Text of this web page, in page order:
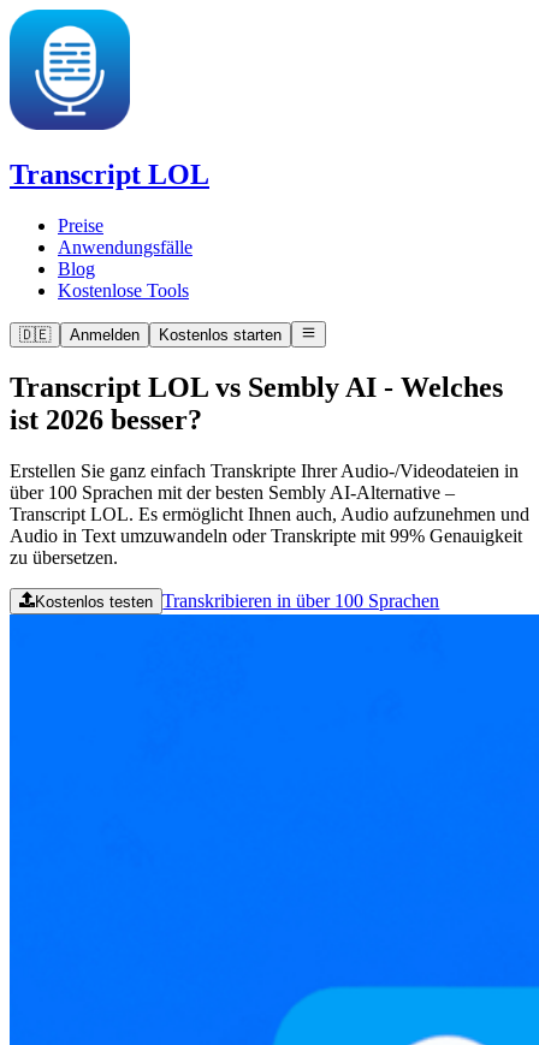
Transcript LOL
Preise
Anwendungsfälle
Blog
Kostenlose Tools
🇩🇪 Anmelden Kostenlos starten
Transcript LOL vs Sembly AI - Welches
ist 2026 besser?
Erstellen Sie ganz einfach Transkripte Ihrer Audio-/Videodateien in
über 100 Sprachen mit der besten Sembly AI-Alternative –
Transcript LOL. Es ermöglicht Ihnen auch, Audio aufzunehmen und
Audio in Text umzuwandeln oder Transkripte mit 99% Genauigkeit
zu übersetzen.
Kostenlos testen Transkribieren in über 100 Sprachen